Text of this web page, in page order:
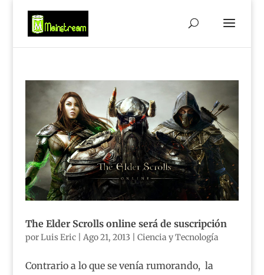
The Elder Scrolls online será de suscripción
porLuis Eric| Ago 21, 2013 Ciencia y Tecnología
Contrario a lo que se venía rumorando, la